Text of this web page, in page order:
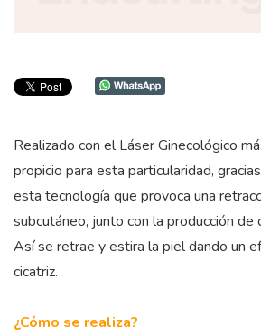
Realizado con el Láser Ginecológico
propicio para esta particularidad,
esta tecnología que provoca una
subcutáneo, junto con la producción de
Así se retrae y estira la piel dando un
cicatriz.
¿Cómo se realiza?